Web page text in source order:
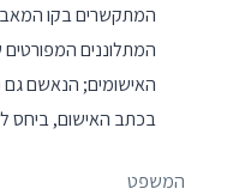
המתקשרים בקו
המתלוננים
האישומים; הנאשם גם
בכתב האישום, ביחס
המשפט